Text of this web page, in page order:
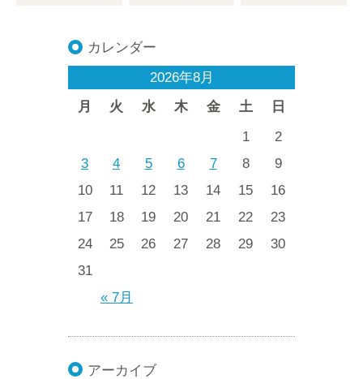
カレンダー
2026年8月
月
火 水 木 金 土 日
« 7月
1
2
3
4 5 6 7 8
9
10
11 12 13 14 15
16
17
18 19 20 21 22
23
24
25 26 27 28 29
30
31
アーカイブ